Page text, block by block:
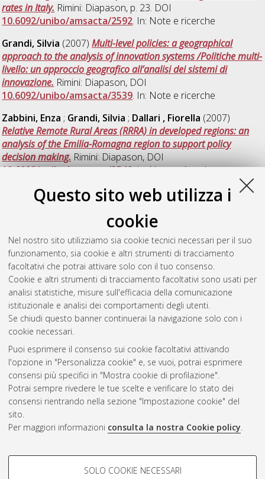
Questo sito web utilizza i
cookie
Nel nostro sito utilizziamo sia cookie tecnici necessari per il suo
funzionamento, sia cookie e altri strumenti di tracciamento
facoltativi che potrai attivare solo con il tuo consenso.
Cookie e altri strumenti di tracciamento facoltativi sono usati per
analisi statistiche, misure sull'efficacia della comunicazione
istituzionale e analisi dei comportamenti degli utenti.
Se chiudi questo banner continuerai la navigazione solo con i
cookie necessari.
Puoi esprimere il consenso sui cookie facoltativi attivando
l'opzione in "Personalizza cookie" e, se vuoi, potrai esprimere
consensi più specifici in "Mostra cookie di profilazione".
Potrai sempre rivedere le tue scelte e verificare lo stato dei
consensi rientrando nella sezione "Impostazione cookie" del
sito.
Per maggiori informazioni consulta la nostra Cookie policy.
COOKIE DI PROFILAZIONE -
SOLO COOKIE NECESSARI
rates in Italy. Rimini: Diapason, p. 23. DOI
10.6092/unibo/amsacta/2592. In: Note e ricerche
Grandi, Silvia (2007)Multi-level policies: a geographical
approach to the analysis of innovation systems /Politiche multi-
livello: un approccio geografico all’analisi dei sistemi di
innovazione. Rimini: Diapason, DOI
10.6092/unibo/amsacta/3539. In: Note e ricerche
Zabbini, Enza ; Grandi, Silvia ; Dallari , Fiorella (2007)
Relative Remote Rural Areas (RRRA) in developed regions: an
analysis of the Emilia-Romagna region to support policy
decision making. Rimini: Diapason, DOI
10.6092/unibo/amsacta/3540. In: Note e ricerche
San Vicente, Félix(2001)La lengua de los nuevos españoles.
Zaragoza Spagna: Portico Libros, p. 257. ISBN ISBN 84-7956-
10.6092/unibo/amsacta/5149
San Vicente, Félix(1995)Bibliografía de la lexicografía
española del Siglo XVIII.Padova, italia: Piovan, DOI
10.6092/unibo/amsacta/5148. In: Biblioteca di Spicilegio
moderno. Collana bibliografica (6). A cura di:Fabbri, Maurizio
Questa lista e' stata generata ilSat Aug 8 20:32:25 2026
CEST
Atom
Rss
2.0
AMS Acta
ISSN: 2038-7954
re3data.org -
doi.org/10.17616/R3P19R
Servizio implementato e
Impostazioni Cookie